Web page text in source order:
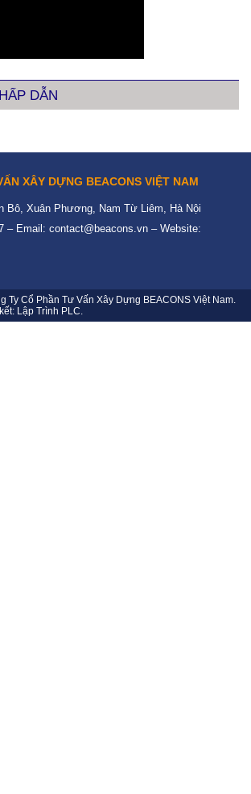
DẪN
XÂY DỰNG BEACONS VIỆT NAM
Bô, Xuân Phương, Nam Từ Liêm, Hà Nội
– Email: contact@beacons.vn – Website:
Ty Cổ Phần Tư Vấn Xây Dựng BEACONS Việt Nam.
Lập Trình PLC.